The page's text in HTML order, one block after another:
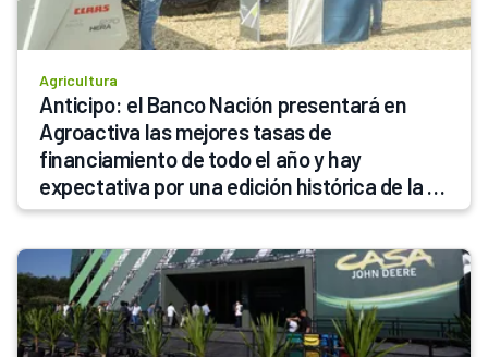
Agricultura
Anticipo: el Banco Nación presentará en
Agroactiva las mejores tasas de
financiamiento de todo el año y hay
expectativa por una edición histórica de la
megamuestra que llega en el mejor